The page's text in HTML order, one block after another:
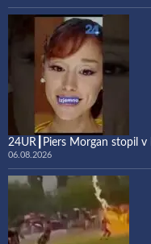
24UR┃Piers Morgan stopil v
06.08.2026